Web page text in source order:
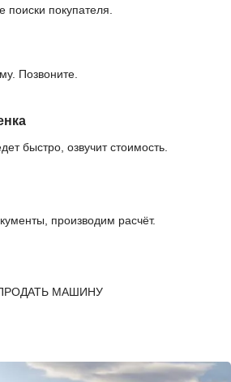
поиски покупателя.
Позвоните.
быстро, озвучит стоимость.
производим расчёт.
МАШИНУ